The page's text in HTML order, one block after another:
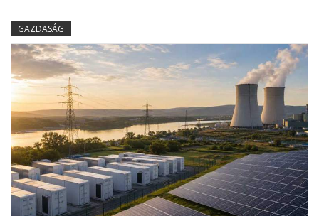
GAZDASÁG